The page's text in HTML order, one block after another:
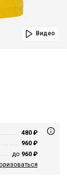
Видео
480 ₽
960 ₽
до 960 ₽